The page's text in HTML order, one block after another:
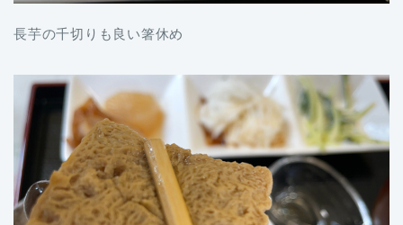
長芋の千切りも良い箸休め